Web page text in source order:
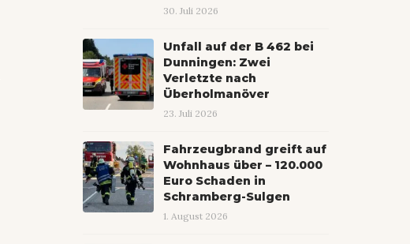
30. Juli 2026
Unfall auf der B 462 bei
Dunningen: Zwei
Verletzte nach
Überholmanöver
23. Juli 2026
Fahrzeugbrand greift auf
Wohnhaus über – 120.000
Euro Schaden in
Schramberg-Sulgen
1. August 2026